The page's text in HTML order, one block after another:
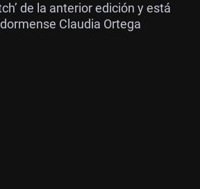
de la anterior edición y está
Claudia Ortega